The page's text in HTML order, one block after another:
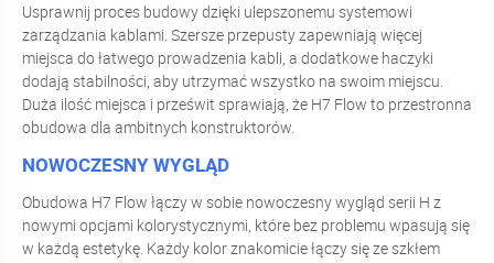
Usprawnij proces budowy dzięki ulepszonemu systemowi
zarządzania kablami. Szersze przepusty zapewniają więcej
miejsca do łatwego prowadzenia kabli, a dodatkowe haczyki
dodają stabilności, aby utrzymać wszystko na swoim miejscu.
Duża ilość miejsca i prześwit sprawiają, że H7 Flow to przestronna
obudowa dla ambitnych konstruktorów.
NOWOCZESNY WYGLĄD
Obudowa H7 Flow łączy w sobie nowoczesny wygląd serii H z
nowymi opcjami kolorystycznymi, które bez problemu wpasują się
w każdą estetykę. Każdy kolor znakomicie łączy się ze szkłem